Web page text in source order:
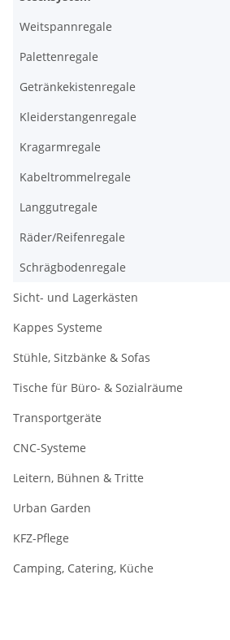
Weitspannregale
Palettenregale
Getränkekistenregale
Kleiderstangenregale
Kragarmregale
Kabeltrommelregale
Langgutregale
Räder/Reifenregale
Schrägbodenregale
Sicht- und Lagerkästen
Kappes Systeme
Stühle, Sitzbänke & Sofas
Tische für Büro- & Sozialräume
Transportgeräte
CNC-Systeme
Leitern, Bühnen & Tritte
Urban Garden
KFZ-Pflege
Camping, Catering, Küche